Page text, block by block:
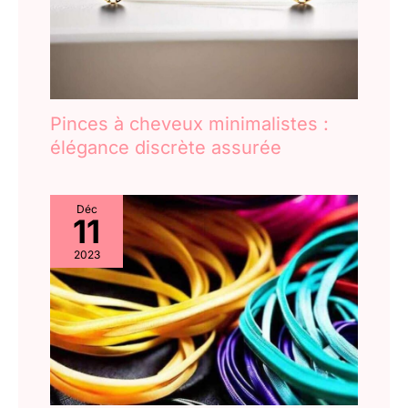
cheveux des femmes
noires, la qualité des
leur beauté.
Pinces à cheveux minimalistes :
élégance discrète assurée
Déc
11
2023